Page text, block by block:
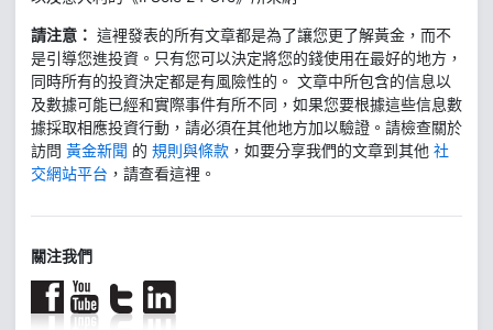
請注意： 這裡發表的所有文章都是為了讓您更了解黃金，而不
是引導您進投資。只有您可以決定將您的錢使用在最好的地方，
同時所有的投資決定都是有風險性的。 文章中所包含的信息以
及數據可能已經和實際事件有所不同，如果您要根據這些信息數
據採取相應投資行動，請必須在其他地方加以驗證。請檢查關於
訪問 黃金新聞 的 規則與條款 ，如要分享我們的文章到其他 社
交網站平台 ，請查看這裡。
關注我們